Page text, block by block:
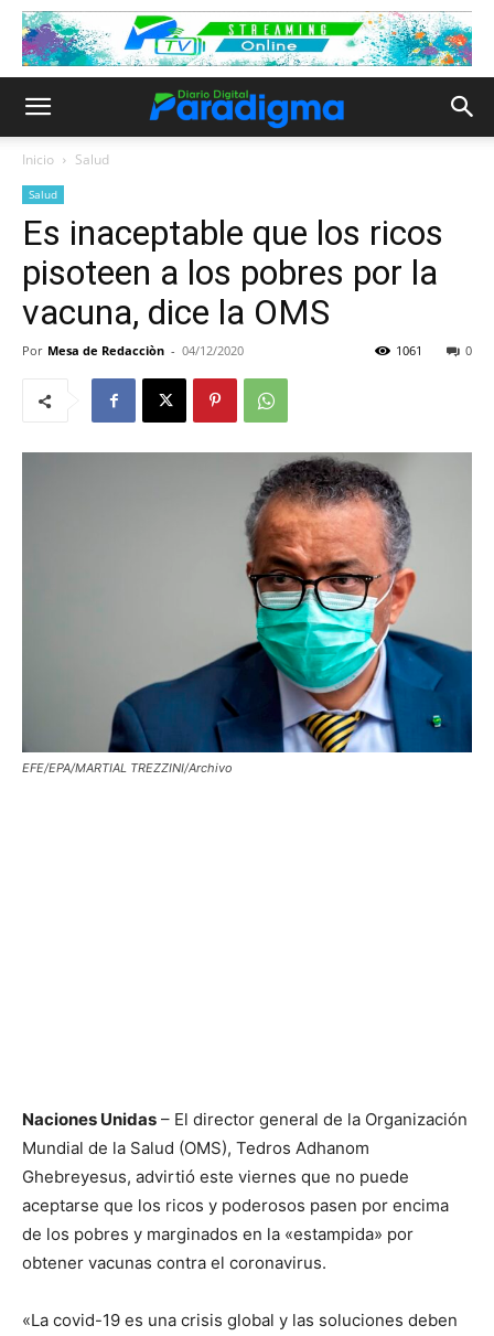
Inicio Salud
Salud
Es inaceptable que los ricos
pisoteen a los pobres por la
vacuna, dice la OMS
Por Mesa de Redacciòn - 04/12/2020 0
1061
EFE/EPA/MARTIAL TREZZINI/Archivo
Naciones Unidas – El director general de la Organización
Mundial de la Salud (OMS), Tedros Adhanom
Ghebreyesus, advirtió este viernes que no puede
aceptarse que los ricos y poderosos pasen por encima
de los pobres y marginados en la «estampida» por
obtener vacunas contra el coronavirus.
«La covid-19 es una crisis global y las soluciones deben